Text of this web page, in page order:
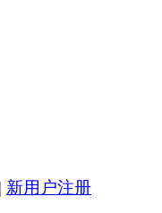
| 新用户注册